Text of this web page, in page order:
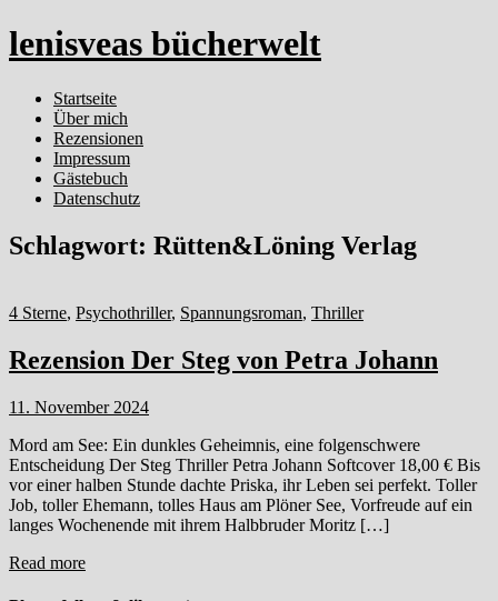
lenisveas bücherwelt
Startseite
Über mich
Rezensionen
Impressum
Gästebuch
Datenschutz
Schlagwort: Rütten&Löning Verlag
4 Sterne, Psychothriller, Spannungsroman, Thriller
Rezension Der Steg von Petra Johann
11. November 2024
Mord am See: Ein dunkles Geheimnis, eine folgenschwere
Entscheidung Der Steg Thriller Petra Johann Softcover 18,00 € Bis
vor einer halben Stunde dachte Priska, ihr Leben sei perfekt. Toller
Job, toller Ehemann, tolles Haus am Plöner See, Vorfreude auf ein
langes Wochenende mit ihrem Halbbruder Moritz […]
Read more